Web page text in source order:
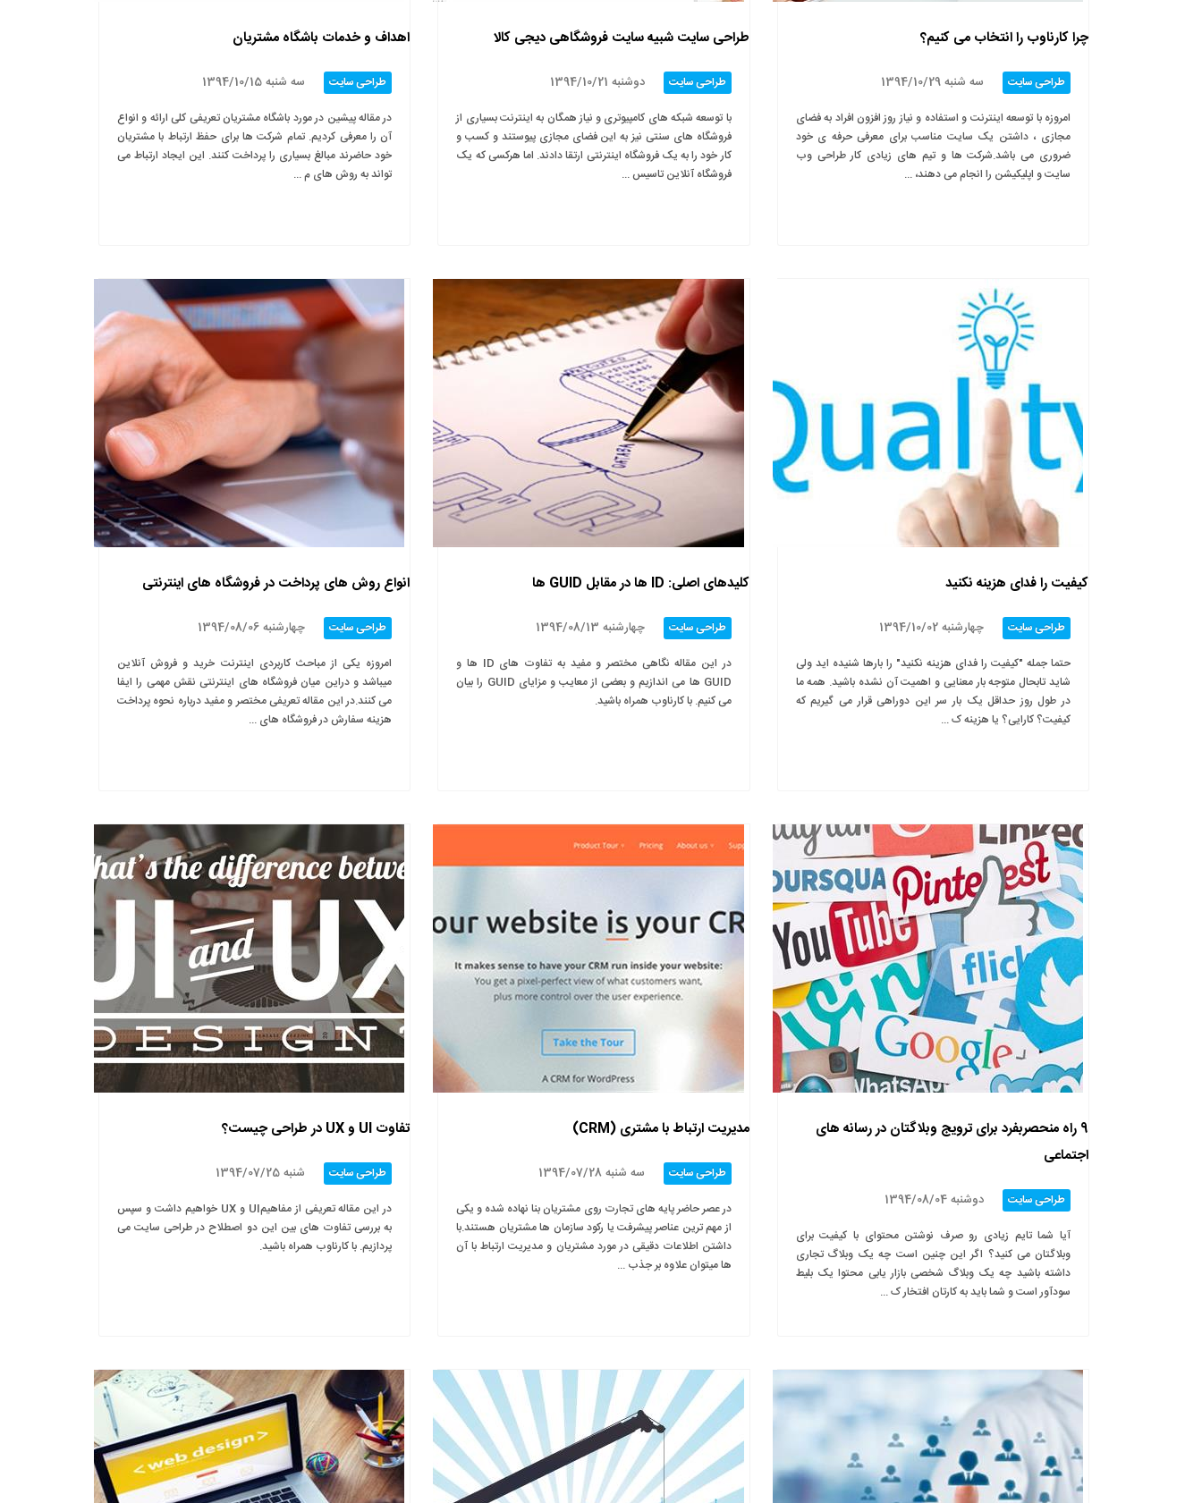
چرا کارناوب را انتخاب می کنیم؟
طراحی سایت سه شنبه 1394/10/29
امروزه با توسعه اینترنت و استفاده و نیاز روز افزون افراد به فضای
مجازی ، داشتن یک سایت مناسب برای معرفی حرفه ی خود
ضروری می باشد.شرکت ها و تیم های زیادی کار طراحی وب
سایت و اپلیکیشن را انجام می دهند، ...
طراحی سایت شبیه سایت فروشگاهی دیجی کالا
طراحی سایت دوشنبه 1394/10/21
با توسعه شبکه های کامپیوتری و نیاز همگان به اینترنت بسیاری از
فروشگاه های سنتی نیز به این فضای مجازی پیوستند و کسب و
کار خود را به یک فروشگاه اینترنتی ارتقا دادند. اما هرکسی که یک
فروشگاه آنلاین تاسیس ...
اهداف و خدمات باشگاه مشتریان
طراحی سایت سه شنبه 1394/10/15
در مقاله پیشین در مورد باشگاه مشتریان تعریفی کلی ارائه و انواع
آن را معرفی کردیم. تمام شرکت ها برای حفظ ارتباط با مشتریان
خود حاضرند مبالغ بسیاری را پرداخت کنند. این ایجاد ارتباط می
تواند به روش های م ...
کیفیت را فدای هزینه نکنید
طراحی سایت چهارشنبه 1394/10/02
حتما جمله "کیفیت را فدای هزینه نکنید" را بارها شنیده اید ولی
شاید تابحال متوجه بار معنایی و اهمیت آن نشده باشید. همه ما
در طول روز حداقل یک بار سر این دوراهی قرار می گیریم که
کیفیت؟ کارایی؟ یا هزینه ک ...
کلیدهای اصلی: ID ها در مقابل GUID ها
طراحی سایت چهارشنبه 1394/08/13
در این مقاله نگاهی مختصر و مفید به تفاوت های ID ها و
GUID ها می اندازیم و بعضی از معایب و مزایای GUID را بیان
می کنیم. با کارناوب همراه باشید.
انواع روش های پرداخت در فروشگاه های اینترنتی
طراحی سایت چهارشنبه 1394/08/06
امروزه یکی از مباحث کاربردی اینترنت خرید و فروش آنلاین
میباشد و دراین میان فروشگاه های اینترنتی نقش مهمی را ایفا
می کنند.در این مقاله تعریفی مختصر و مفید درباره نحوه پرداخت
هزینه سفارش در فروشگاه های ...
9 راه منحصربفرد برای ترویج وبلاگتان در رسانه های
اجتماعی
طراحی سایت دوشنبه 1394/08/04
آیا شما تایم زیادی رو صرف نوشتن محتوای با کیفیت برای
وبلاگتان می کنید؟ اگر این چنین است چه یک وبلاگ تجاری
داشته باشید چه یک وبلاگ شخصی بازار یابی محتوا یک بلیط
سودآور است و شما باید به کارتان افتخار ک ...
مدیریت ارتباط با مشتری (CRM)
طراحی سایت سه شنبه 1394/07/28
در عصر حاضر پایه های تجارت روی مشتریان بنا نهاده شده و یکی
از مهم ترین عناصر پیشرفت یا رکود سازمان ها مشتریان هستند.با
داشتن اطلاعات دقیقی در مورد مشتریان و مدیریت ارتباط با آن
ها میتوان علاوه بر جذب ...
تفاوت UI و UX در طراحی چیست؟
طراحی سایت شنبه 1394/07/25
در این مقاله تعریفی از مفاهیمUI و UX خواهیم داشت و سپس
به بررسی تفاوت های بین این دو اصطلاح در طراحی سایت می
پردازیم. با کارناوب همراه باشید.